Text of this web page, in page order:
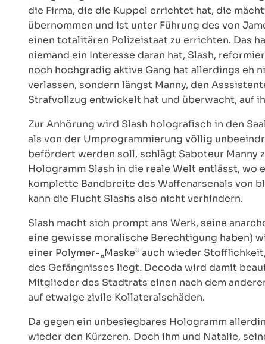
die Firma, die die Kuppel errichtet hat, die
übernommen und ist unter Führung des von
einen totalitären Polizeistaat zu errichten. Das
niemand ein Interesse daran hat, Slash,
noch hochgradig aktive Gang hat allerdings eh
verlassen, sondern längst Manny, den
Strafvollzug entwickelt hat und überwacht, auf
Zur Anhörung wird Slash holografisch in den
als von der Umprogrammierung völlig
befördert werden soll, schlägt Saboteur Manny
Hologramm Slash in die reale Welt entlässt,
komplette Bandbreite des Waffenarsenals von
kann die Flucht Slashs also nicht verhindern.
Slash macht sich prompt ans Werk, seine
eine gewisse moralische Berechtigung haben)
einer Polymer-„Maske“ auch wieder
des Gefängnisses liegt. Decoda wird damit
Mitglieder des Stadtrats einen nach dem
auf etwaige zivile Kollateralschäden.
Da gegen ein unbesiegbares Hologramm
wieder den Kürzeren. Doch ihm und Natalie,